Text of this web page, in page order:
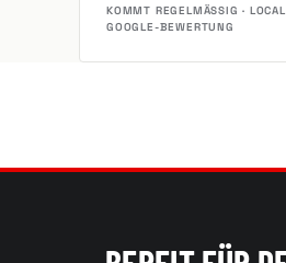
KOMMT REGELMÄSSIG · LOCAL
GOOGLE-BEWERTUNG